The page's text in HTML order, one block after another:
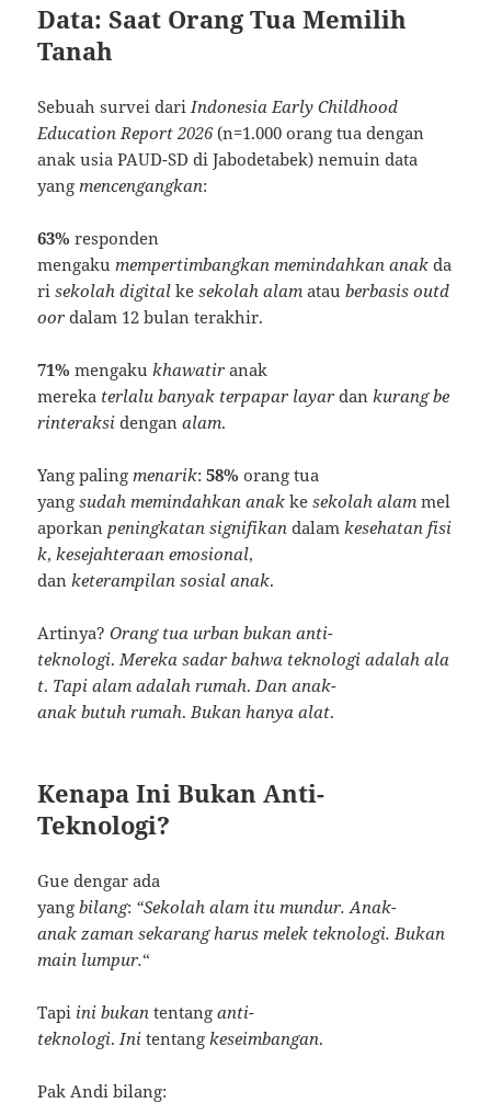
Data: Saat Orang Tua Memilih
Tanah
Sebuah survei dari Indonesia Early Childhood
Education Report 2026(n=1.000 orang tua dengan
anak usia PAUD-SD di Jabodetabek) nemuin data
yang mencengangkan:
63% responden
mengaku mempertimbangkan memindahkan anak da
risekolah digital kesekolah alam atauberbasis outd
oor dalam 12 bulan terakhir.
71% mengaku khawatir anak
mereka terlalu banyak terpapar layar dan kurang be
rinteraksi denganalam.
Yang paling menarik:58% orang tua
yangsudah memindahkan anak kesekolah alam mel
aporkan peningkatan signifikan dalam kesehatan fisi
k, kesejahteraan emosional,
dan keterampilan sosial anak.
Artinya?Orang tua urban bukan anti-
teknologi. Mereka sadar bahwa teknologi adalah ala
t. Tapi alam adalah rumah. Dan anak-
anak butuh rumah. Bukan hanya alat.
Kenapa Ini Bukan Anti-
Teknologi?
Gue dengar ada
yangbilang: “Sekolah alam itu mundur. Anak-
anak zaman sekarang harus melek teknologi. Bukan
main lumpur.“
Tapi ini bukan tentanganti-
teknologi. Ini tentang keseimbangan.
Pak Andi bilang: